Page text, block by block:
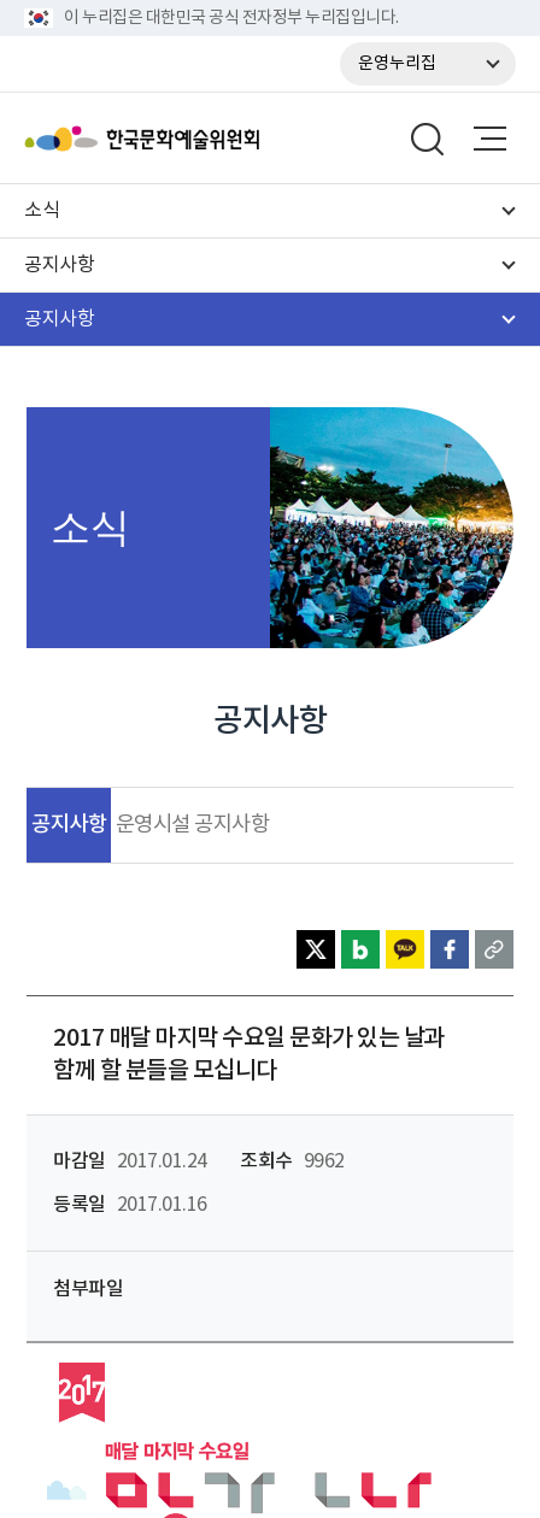
이 누리집은 대한민국 공식 전자정부 누리집입니다.
운영누리집
소식
공지사항
공지사항
소식
공지사항
공지사항 운영시설 공지사항
2017 매달 마지막 수요일 문화가 있는 날과
함께 할 분들을 모십니다
마감일 2017.01.24 조회수
9962
등록일
2017.01.16
첨부파일